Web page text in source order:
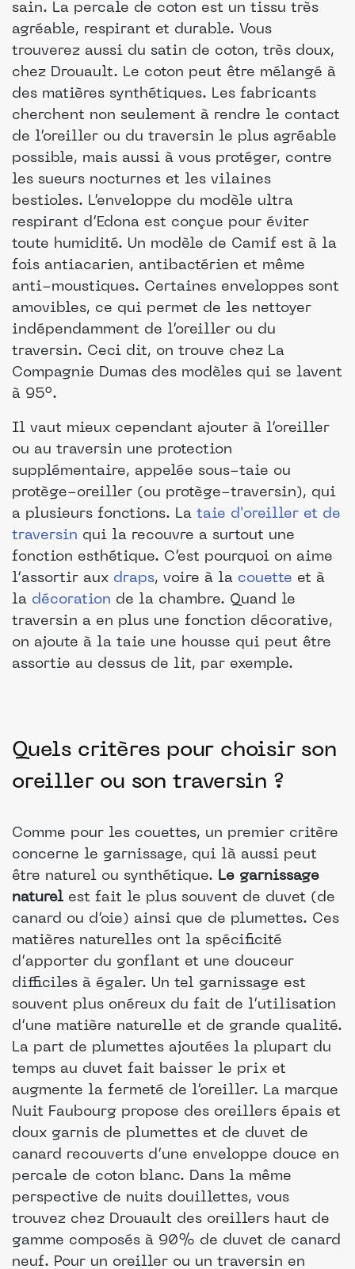
sain. La percale de coton est un tissu très
agréable, respirant et durable. Vous
trouverez aussi du satin de coton, très doux,
chez Drouault. Le coton peut être mélangé à
des matières synthétiques. Les fabricants
cherchent non seulement à rendre le contact
de l’oreiller ou du traversin le plus agréable
possible, mais aussi à vous protéger, contre
les sueurs nocturnes et les vilaines
bestioles. L’enveloppe du modèle ultra
respirant d’Edona est conçue pour éviter
toute humidité. Un modèle de Camif est à la
fois antiacarien, antibactérien et même
anti-moustiques. Certaines enveloppes sont
amovibles, ce qui permet de les nettoyer
indépendamment de l’oreiller ou du
traversin. Ceci dit, on trouve chez La
Compagnie Dumas des modèles qui se lavent
à 95°.
Il vaut mieux cependant ajouter à l’oreiller
ou au traversin une protection
supplémentaire, appelée sous-taie ou
protège-oreiller (ou protège-traversin), qui
a plusieurs fonctions. La taie d'oreiller et de
traversin qui la recouvre a surtout une
fonction esthétique. C’est pourquoi on aime
l’assortir aux draps, voire à la couette et à
la décoration de la chambre. Quand le
traversin a en plus une fonction décorative,
on ajoute à la taie une housse qui peut être
assortie au dessus de lit, par exemple.
Quels critères pour choisir son
oreiller ou son traversin ?
Comme pour les couettes, un premier critère
concerne le garnissage, qui là aussi peut
être naturel ou synthétique. Le garnissage
naturel est fait le plus souvent de duvet (de
canard ou d’oie) ainsi que de plumettes. Ces
matières naturelles ont la spécificité
d’apporter du gonflant et une douceur
difficiles à égaler. Un tel garnissage est
souvent plus onéreux du fait de l’utilisation
d’une matière naturelle et de grande qualité.
La part de plumettes ajoutées la plupart du
temps au duvet fait baisser le prix et
augmente la fermeté de l’oreiller. La marque
Nuit Faubourg propose des oreillers épais et
doux garnis de plumettes et de duvet de
canard recouverts d’une enveloppe douce en
percale de coton blanc. Dans la même
perspective de nuits douillettes, vous
trouvez chez Drouault des oreillers haut de
gamme composés à 90% de duvet de canard
neuf. Pour un oreiller ou un traversin en